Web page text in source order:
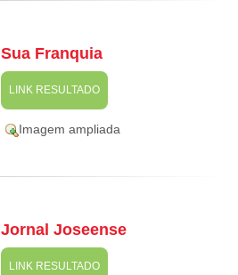
Sua Franquia
LINK RESULTADO
Imagem ampliada
Jornal Joseense
LINK RESULTADO